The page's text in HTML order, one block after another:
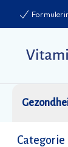
Categorie